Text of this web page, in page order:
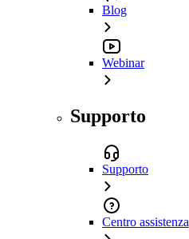
Blog
Webinar
Supporto
Supporto
Centro assistenza